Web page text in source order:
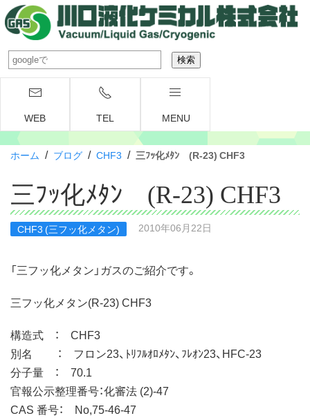
WEB TEL MENU
ホーム / ブログ / CHF3 / 三ﾌｯ化ﾒﾀﾝ (R-23) CHF3
三ﾌｯ化ﾒﾀﾝ (R-23) CHF3
CHF3 (三フッ化メタン) 2010年06月22日
「三フッ化メタン」ガスのご紹介です。
三フッ化メタン(R-23) CHF3
構造式 ： CHF3
別名 ： フロン23、ﾄﾘﾌﾙｵﾛﾒﾀﾝ、ﾌﾚｵﾝ23、HFC-23
分子量 ： 70.1
官報公示整理番号：化審法 (2)-47
CAS 番号： No,75-46-47